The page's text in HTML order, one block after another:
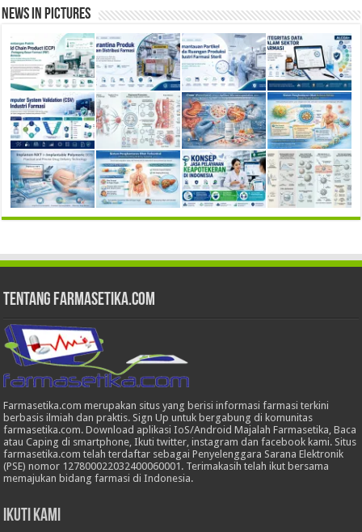
News in Pictures
Tentang Farmasetika.com
Farmasetika.com merupakan situs yang berisi informasi farmasi terkini
berbasis ilmiah dan praktis. Sign Up untuk bergabung di komunitas
farmasetika.com. Download aplikasi IoS/Android Majalah Farmasetika, Baca
atau Caping di smartphone, Ikuti twitter, instagram dan facebook kami. Situs
farmasetika.com telah terdaftar sebagai Penyelenggara Sarana Elektronik
(PSE) nomor 127800022032400060001. Terimakasih telah ikut bersama
memajukan bidang farmasi di Indonesia.
Ikuti Kami